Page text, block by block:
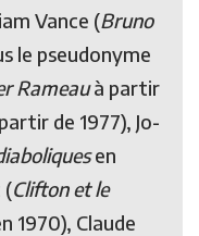
Vance (Bruno
le pseudonyme
Rameauà partir
de 1977), Jo-
en
(Clifton et le
1970), Claude